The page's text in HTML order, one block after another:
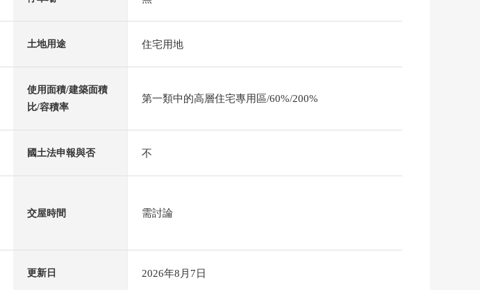
土地用途 住宅用地
使用面積/建築面積
比/容積率
第一類中的高層住宅專用區/60%/200%
國土法申報與否 不
交屋時間 需討論
更新日 2026年8月7日